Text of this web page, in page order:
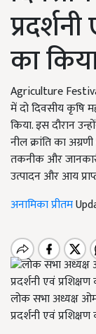
का
Agriculture
में दो दिवसीय कृषि
किया. इस दौरान
नील क्रांति का
तकनीक और
उत्पादन और आय
अनामिका प्रीतम
लोक सभा अध्यक्ष
प्रदर्शनी एवं